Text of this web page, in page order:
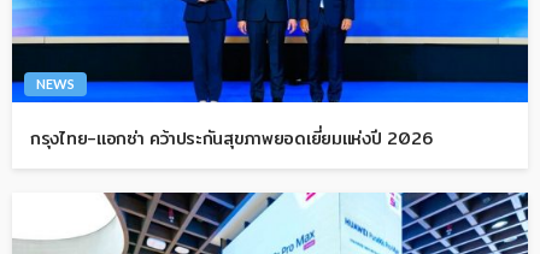
NEWS
กรุงไทย-แอกซ่า คว้าประกันสุขภาพยอดเยี่ยมแห่งปี 2026